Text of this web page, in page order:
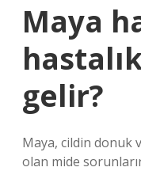
Maya
gelir?
Maya, cildin donuk
olan mide